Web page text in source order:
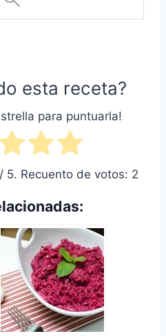
esta receta?
para puntuarla!
5. Recuento de votos: 2